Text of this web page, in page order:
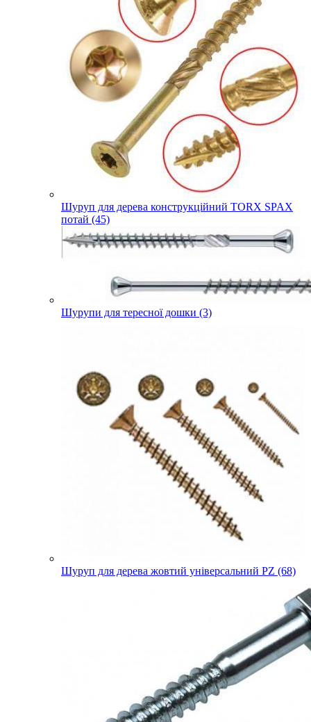
Шуруп для дерева конструкційний TORX SPAX
потай (45)
Шурупи для тересної дошки (3)
Шуруп для дерева жовтий універсальний PZ (68)